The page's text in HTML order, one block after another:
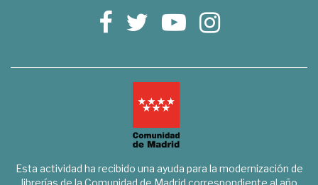
Esta actividad ha recibido una ayuda para la modernización de
librerías de la Comunidad de Madrid correspondiente al año